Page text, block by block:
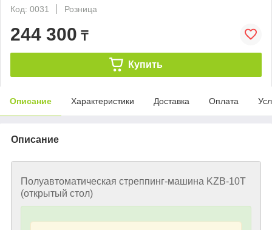
Код: 0031
Розница
244 300 ₸
Купить
Описание Характеристики Доставка Оплата
Описание
Полуавтоматическая стреппинг-машина KZB-10T
(открытый стол)